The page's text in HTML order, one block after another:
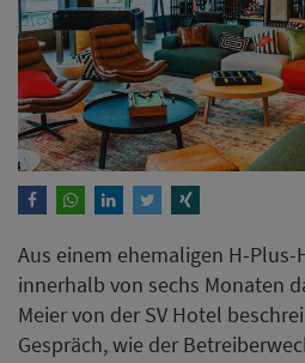
Aus einem ehemaligen H-
innerhalb von sechs Monaten
Meier von der SV Hotel
Gespräch, wie der